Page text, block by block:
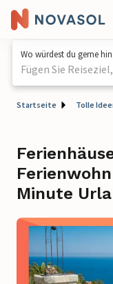
Wo würdest du gerne
Fügen Sie
Startseite
Minute